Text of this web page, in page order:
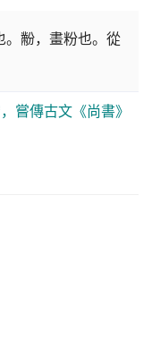
。黺，畫粉也。從
嘗傳古文《尚書》